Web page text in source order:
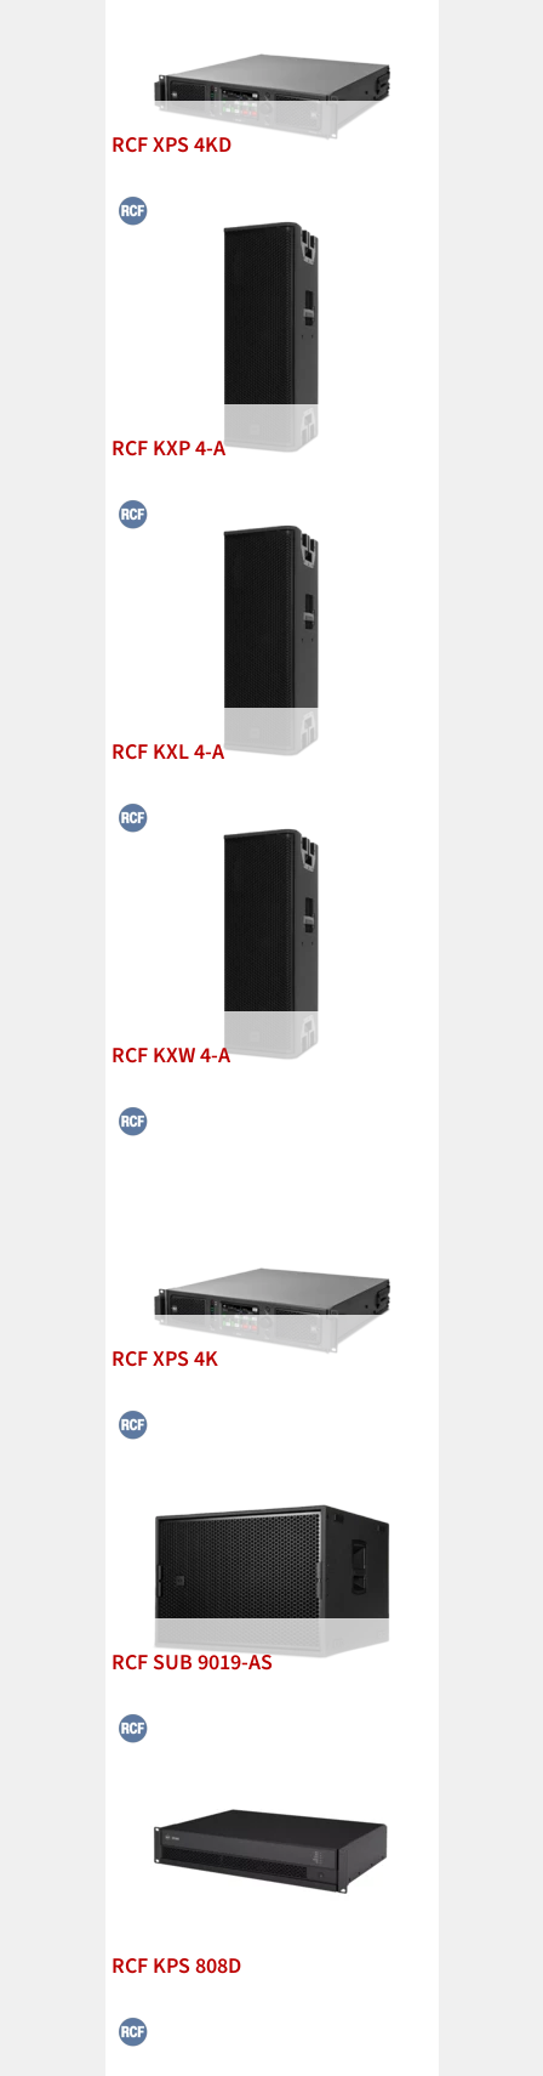
RCF XPS 4KD
RCF KXP 4-A
RCF KXL 4-A
RCF KXW 4-A
RCF XPS 4K
RCF SUB 9019-AS
RCF KPS 808D